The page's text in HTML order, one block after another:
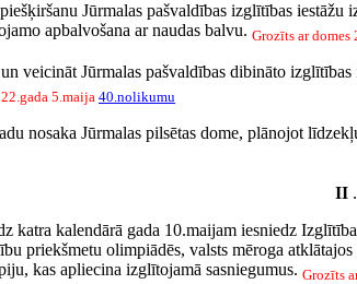
Jūrmalas pašvaldības izglītības
apbalvošana ar naudas balvu. Grozīts ar domes
veicināt Jūrmalas pašvaldības dibināto
5.maija 40.nolikumu
nosaka Jūrmalas pilsētas dome, plānojot
II .
katra kalendārā gada 10.maijam iesniedz
priekšmetu olimpiādēs, valsts mēroga
kas apliecina izglītojamā sasniegumus. Grozīts